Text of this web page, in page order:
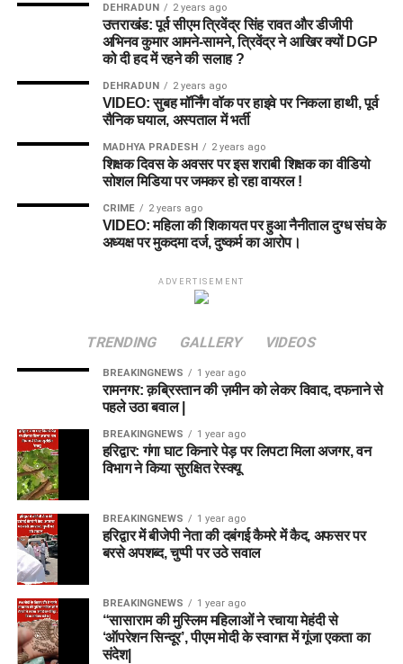
DEHRADUN 2 years ago
उत्तराखंड: पूर्व सीएम त्रिवेंद्र सिंह रावत और डीजीपी
अभिनव कुमार आमने-सामने, त्रिवेंद्र ने आखिर क्यों DGP
को दी हद में रहने की सलाह ?
DEHRADUN 2 years ago
VIDEO: सुबह मॉर्निंग वॉक पर हाइवे पर निकला हाथी, पूर्व
सैनिक घयाल, अस्पताल में भर्ती
MADHYA PRADESH 2 years ago
शिक्षक दिवस के अवसर पर इस शराबी शिक्षक का वीडियो
सोशल मिडिया पर जमकर हो रहा वायरल !
CRIME 2 years ago
VIDEO: महिला की शिकायत पर हुआ नैनीताल दुग्ध संघ के
अध्यक्ष पर मुकदमा दर्ज, दुष्कर्म का आरोप।
ADVERTISEMENT
TRENDING GALLERY VIDEOS
BREAKINGNEWS 1 year ago
रामनगर: क़ब्रिस्तान की ज़मीन को लेकर विवाद, दफनाने से
पहले उठा बवाल |
BREAKINGNEWS 1 year ago
हरिद्वार: गंगा घाट किनारे पेड़ पर लिपटा मिला अजगर, वन
विभाग ने किया सुरक्षित रेस्क्यू
BREAKINGNEWS 1 year ago
हरिद्वार में बीजेपी नेता की दबंगई कैमरे में कैद, अफसर पर
बरसे अपशब्द, चुप्पी पर उठे सवाल
BREAKINGNEWS 1 year ago
“सासाराम की मुस्लिम महिलाओं ने रचाया मेहंदी से
‘ऑपरेशन सिन्दूर’, पीएम मोदी के स्वागत में गूंजा एकता का
संदेश|